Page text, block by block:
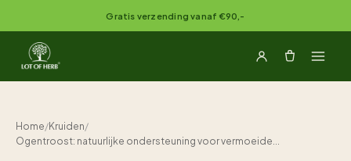
Gratis verzending vanaf €90,-
Home/Kruiden/
Ogentroost: natuurlijke ondersteuning voor vermoeide...